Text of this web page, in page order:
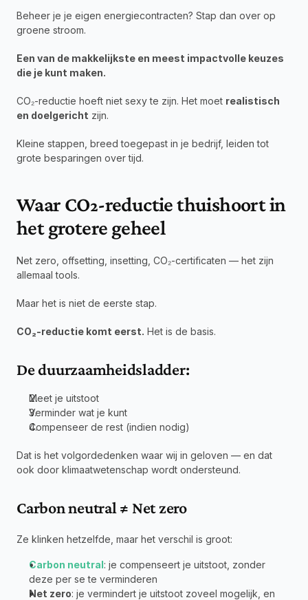
Beheer je je eigen energiecontracten? Stap dan over op
groene stroom.
Een van de makkelijkste en meest impactvolle keuzes
die je kunt maken.
CO₂-reductie hoeft niet sexy te zijn. Het moet realistisch
en doelgericht zijn.
Kleine stappen, breed toegepast in je bedrijf, leiden tot
grote besparingen over tijd.
Waar CO₂-reductie thuishoort in
het grotere geheel
Net zero, offsetting, insetting, CO₂-certificaten — het zijn
allemaal tools.
Maar het is niet de eerste stap.
CO₂-reductie komt eerst. Het is de basis.
De duurzaamheidsladder:
Meet je uitstoot
Verminder wat je kunt
Compenseer de rest (indien nodig)
Dat is het volgordedenken waar wij in geloven — en dat
ook door klimaatwetenschap wordt ondersteund.
Carbon neutral ≠ Net zero
Ze klinken hetzelfde, maar het verschil is groot:
Carbon neutral: je compenseert je uitstoot, zonder
deze per se te verminderen
Net zero: je vermindert je uitstoot zoveel mogelijk, en